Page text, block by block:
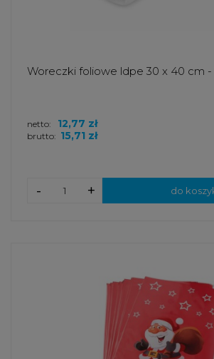
Woreczki foliowe ldpe 30 x 40 cm -
brutto: 15,71 zł
netto: 12,77 zł
+
- do